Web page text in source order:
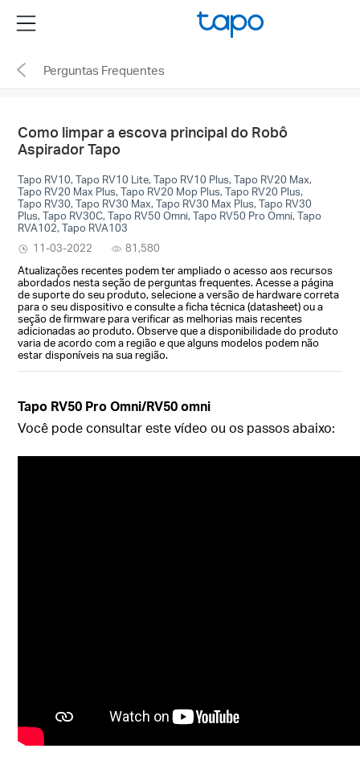
the
navigation
Menu
Perguntas Frequentes
Como limpar a escova principal do Robô
Aspirador Tapo
Tapo RV10, Tapo RV10 Lite, Tapo RV10 Plus, Tapo RV20 Max,
Tapo RV20 Max Plus, Tapo RV20 Mop Plus, Tapo RV20 Plus,
Tapo RV30, Tapo RV30 Max, Tapo RV30 Max Plus, Tapo RV30
Plus, Tapo RV30C, Tapo RV50 Omni, Tapo RV50 Pro Omni, Tapo
RVA102, Tapo RVA103
11-03-2022
81,580
Atualizações recentes podem ter ampliado o acesso aos recursos
abordados nesta seção de perguntas frequentes. Acesse a página
de suporte do seu produto, selecione a versão de hardware correta
para o seu dispositivo e consulte a ficha técnica (datasheet) ou a
seção de firmware para verificar as melhorias mais recentes
adicionadas ao produto. Observe que a disponibilidade do produto
varia de acordo com a região e que alguns modelos podem não
estar disponíveis na sua região.
Tapo RV50 Pro Omni/RV50 omni
Você pode consultar este vídeo ou os passos abaixo: